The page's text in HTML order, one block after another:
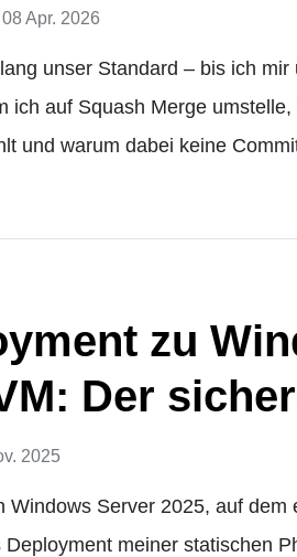
08 Apr. 2026
unser Standard – bis ich
ich auf Squash Merge
und warum dabei keine
zu
Der
2025
Windows Server 2025, auf dem
meiner statischen